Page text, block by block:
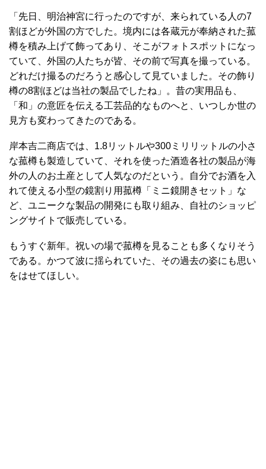
「先日、明治神宮に行ったのですが、来られている人の7
割ほどが外国の方でした。境内には各蔵元が奉納された菰
樽を積み上げて飾ってあり、そこがフォトスポットになっ
ていて、外国の人たちが皆、その前で写真を撮っている。
どれだけ撮るのだろうと感心して見ていました。その飾り
樽の8割ほどは当社の製品でしたね」。昔の実用品も、
「和」の意匠を伝える工芸品的なものへと、いつしか世の
見方も変わってきたのである。
岸本吉二商店では、1.8リットルや300ミリリットルの小さ
な菰樽も製造していて、それを使った酒造各社の製品が海
外の人のお土産として人気なのだという。自分でお酒を入
れて使える小型の鏡割り用菰樽「ミニ鏡開きセット」な
ど、ユニークな製品の開発にも取り組み、自社のショッピ
ングサイトで販売している。
もうすぐ新年。祝いの場で菰樽を見ることも多くなりそう
である。かつて波に揺られていた、その過去の姿にも思い
をはせてほしい。